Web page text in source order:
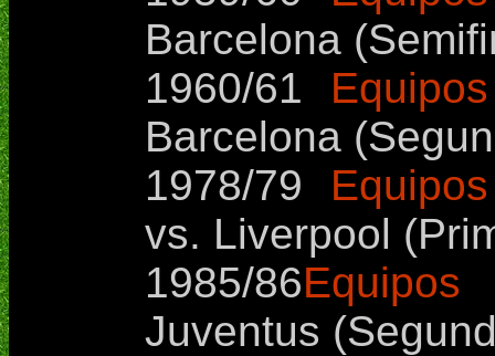
Barcelona
1960/61
Barcelona
1978/79
vs. Liverpool
1985/86Equipos
Juventus